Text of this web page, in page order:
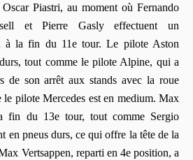
Piastri, au moment où Fernando
et Pierre Gasly effectuent un
à la fin du 11e tour. Le pilote Aston
tout comme le pilote Alpine, qui a
de son arrêt aux stands avec la roue
le pilote Mercedes est en medium. Max
fin du 13e tour, tout comme Sergio
en pneus durs, ce qui offre la tête de la
Vertsappen, reparti en 4e position, a